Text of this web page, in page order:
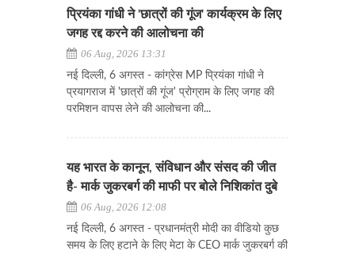
प्रियंका गांधी ने 'छात्रों की गूंज' कार्यक्रम के लिए
जगह रद्द करने की आलोचना की
06 Aug, 2026 13:31
नई दिल्ली, 6 अगस्त - कांग्रेस MP प्रियंका गांधी ने
प्रयागराज में 'छात्रों की गूंज' प्रोग्राम के लिए जगह की
परमिशन वापस लेने की आलोचना की...
यह भारत के कानून, संविधान और संसद की जीत
है- मार्क जुकरबर्ग की माफी पर बोले निशिकांत दुबे
06 Aug, 2026 12:08
नई दिल्ली, 6 अगस्त - प्रधानमंत्री मोदी का वीडियो कुछ
समय के लिए हटाने के लिए मेटा के CEO मार्क जुकरबर्ग की